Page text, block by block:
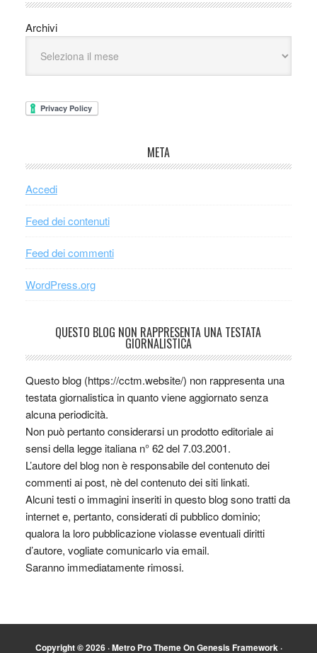
Archivi
META
Accedi
Feed dei contenuti
Feed dei commenti
WordPress.org
QUESTO BLOG NON RAPPRESENTA UNA TESTATA
GIORNALISTICA
Questo blog (https://cctm.website/) non rappresenta una
testata giornalistica in quanto viene aggiornato senza
alcuna periodicità.
Non può pertanto considerarsi un prodotto editoriale ai
sensi della legge italiana n° 62 del 7.03.2001.
L’autore del blog non è responsabile del contenuto dei
commenti ai post, nè del contenuto dei siti linkati.
Alcuni testi o immagini inseriti in questo blog sono tratti da
internet e, pertanto, considerati di pubblico dominio;
qualora la loro pubblicazione violasse eventuali diritti
d’autore, vogliate comunicarlo via email.
Saranno immediatamente rimossi.
Copyright © 2026 ·Metro Pro ThemeOnGenesis Framework·